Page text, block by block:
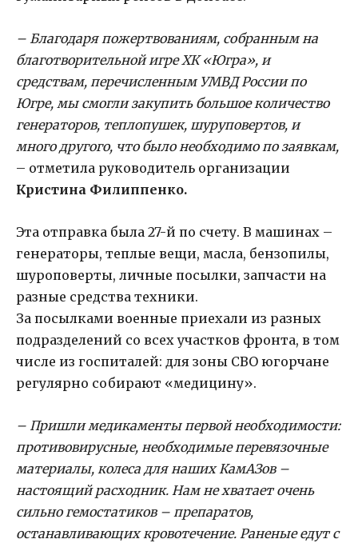
– Благодаря пожертвованиям, собранным на
благотворительной игре ХК «Югра», и
средствам, перечисленным УМВД России по
Югре, мы смогли закупить большое количество
генераторов, теплопушек, шуруповертов, и
много другого, что было необходимо по заявкам,
– отметила руководитель организации
Кристина Филиппенко.
Эта отправка была 27-й по счету. В машинах –
генераторы, теплые вещи, масла, бензопилы,
шуроповерты, личные посылки, запчасти на
разные средства техники.
За посылками военные приехали из разных
подразделений со всех участков фронта, в том
числе из госпиталей: для зоны СВО югорчане
регулярно собирают «медицину».
– Пришли медикаменты первой необходимости:
противовирусные, необходимые перевязочные
материалы, колеса для наших КамАЗов –
настоящий расходник. Нам не хватает очень
сильно гемостатиков – препаратов,
останавливающих кровотечение. Раненые едут с